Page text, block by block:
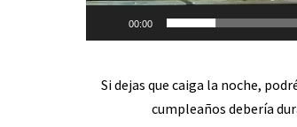
00:00
Si dejas que caiga la noche,
cumpleaños debería